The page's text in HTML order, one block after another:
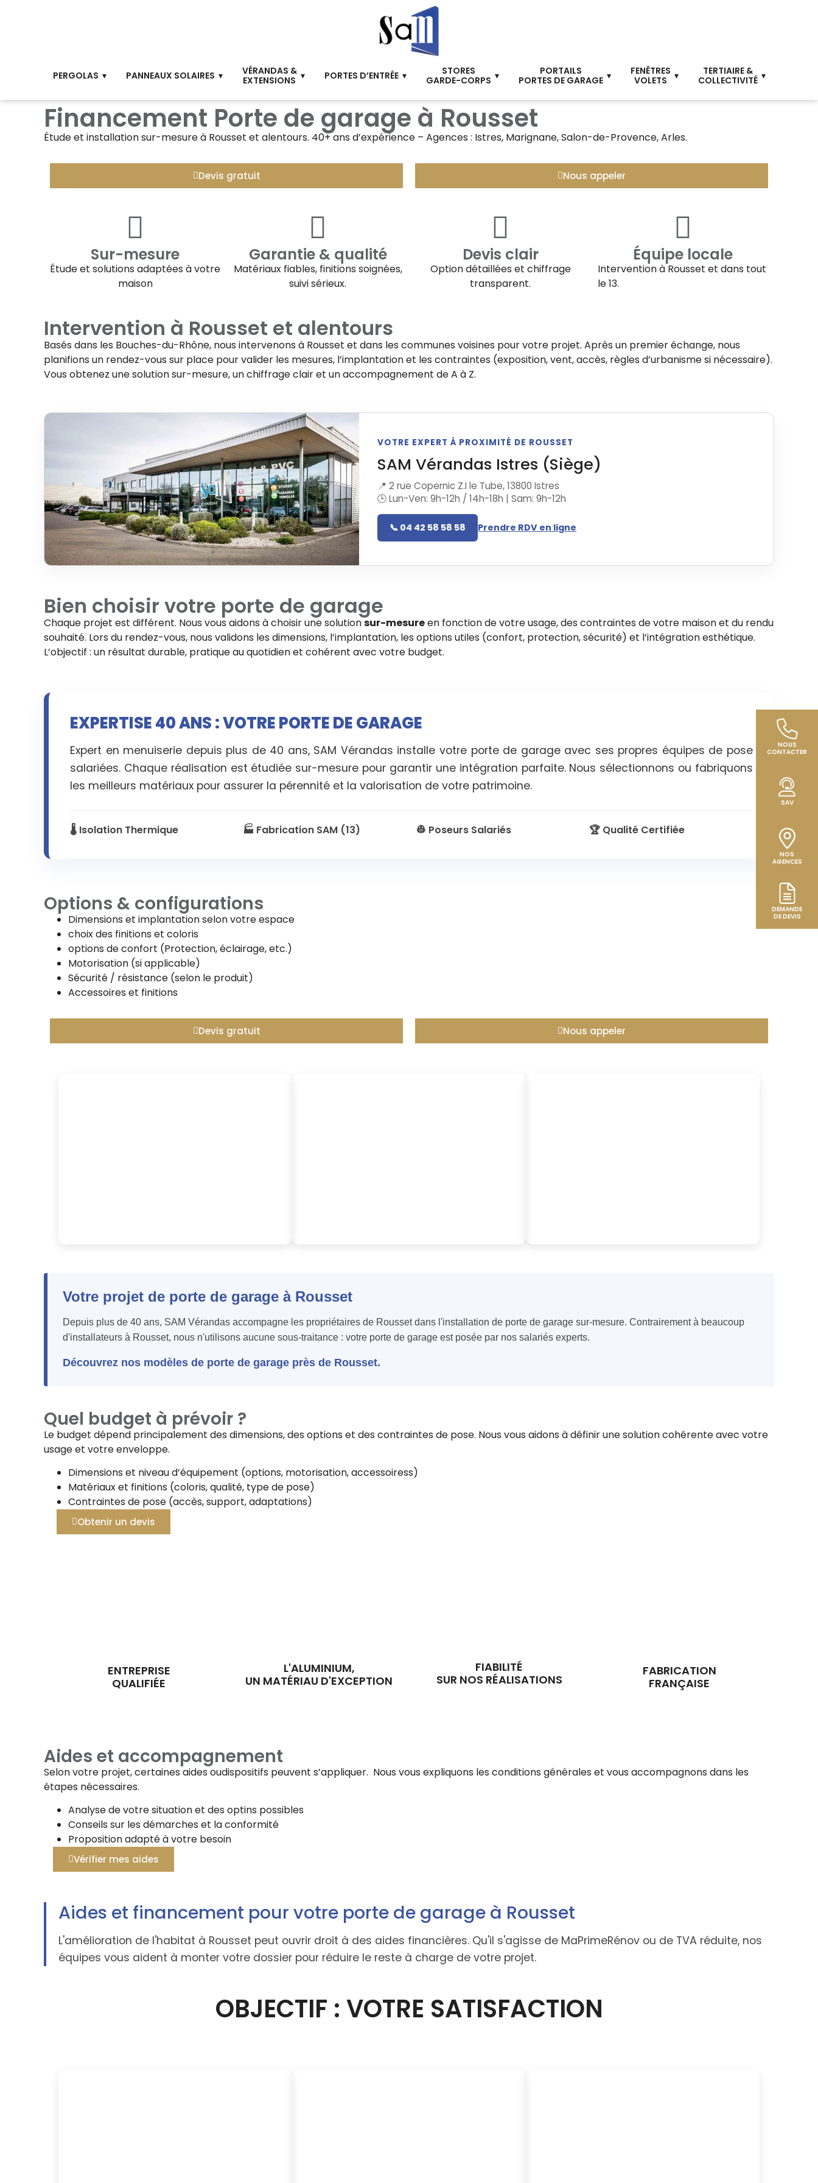
PERGOLAS PANNEAUX SOLAIRES
VÉRANDAS &
EXTENSIONS
PORTES D’ENTRÉE
STORES
GARDE-CORPS
PORTAILS
PORTES DE GARAGE
FENÊTRES
VOLETS
TERTIAIRE &
COLLECTIVITÉ
NOUS
CONTACTER
SAV
NOS
AGENCES
DEMANDE
DE DEVIS
Financement Porte de garage à Rousset
Étude et installation sur-mesure à Rousset et alentours. 40+ ans d’expérience – Agences : Istres, Marignane, Salon-de-Provence, Arles.
Devis gratuit Nous appeler
Sur-mesure
Étude et solutions adaptées à votre
maison
Garantie & qualité
Matériaux fiables, finitions soignées,
suivi sérieux.
Devis clair
Option détaillées et chiffrage
transparent.
Équipe locale
Intervention à Rousset et dans tout
le 13.
Intervention à Rousset et alentours
Basés dans les Bouches-du-Rhône, nous intervenons à Rousset et dans les communes voisines pour votre projet. Après un premier échange, nous
planifions un rendez-vous sur place pour valider les mesures, l’implantation et les contraintes (exposition, vent, accès, règles d’urbanisme si nécessaire).
Vous obtenez une solution sur-mesure, un chiffrage clair et un accompagnement de A à Z.
VOTRE EXPERT À PROXIMITÉ DE ROUSSET
SAM Vérandas Istres (Siège)
📍 2 rue Copernic Z.I le Tube, 13800 Istres
🕒 Lun-Ven: 9h-12h / 14h-18h | Sam: 9h-12h
📞 04 42 58 58 58 Prendre RDV en ligne
Bien choisir votre porte de garage
Chaque projet est différent. Nous vous aidons à choisir une solutionsur-mesureen fonction de votre usage, des contraintes de votre maison et du rendu
souhaité. Lors du rendez-vous, nous validons les dimensions, l’implantation, les options utiles (confort, protection, sécurité) et l’intégration esthétique.
L’objectif : un résultat durable, pratique au quotidien et cohérent avec votre budget.
EXPERTISE 40 ANS : VOTRE PORTE DE GARAGE
Expert en menuiserie depuis plus de 40 ans, SAM Vérandas installe votre porte de garage avec ses propres équipes de pose
salariées. Chaque réalisation est étudiée sur-mesure pour garantir une intégration parfaite. Nous sélectionnons ou fabriquons
les meilleurs matériaux pour assurer la pérennité et la valorisation de votre patrimoine.
🌡️ Isolation Thermique 🏭 Fabrication SAM (13) 👷 Poseurs Salariés 🏆 Qualité Certifiée
Options & configurations
Dimensions et implantation selon votre espace
choix des finitions et coloris
options de confort (Protection, éclairage, etc.)
Motorisation (si applicable)
Sécurité / résistance (selon le produit)
Accessoires et finitions
Devis gratuit Nous appeler
Votre projet de porte de garage à Rousset
Depuis plus de 40 ans, SAM Vérandas accompagne les propriétaires de Rousset dans l'installation de porte de garage sur-mesure. Contrairement à beaucoup
d'installateurs à Rousset, nous n'utilisons aucune sous-traitance : votre porte de garage est posée par nos salariés experts.
Découvrez nos modèles de porte de garage près de Rousset.
Quel budget à prévoir ?
Le budget dépend principalement des dimensions, des options et des contraintes de pose. Nous vous aidons à définir une solution cohérente avec votre
usage et votre enveloppe.
Dimensions et niveau d’équipement (options, motorisation, accessoiress)
Matériaux et finitions (coloris, qualité, type de pose)
Contraintes de pose (accès, support, adaptations)
Obtenir un devis
ENTREPRISE
QUALIFIÉE
L'ALUMINIUM,
UN MATÉRIAU D'EXCEPTION
FIABILITÉ
SUR NOS RÉALISATIONS
FABRICATION
FRANÇAISE
Aides et accompagnement
Selon votre projet, certaines aides oudispositifs peuvent s’appliquer. Nous vous expliquons les conditions générales et vous accompagnons dans les
étapes nécessaires.
Analyse de votre situation et des optins possibles
Conseils sur les démarches et la conformité
Proposition adapté à votre besoin
Vérifier mes aides
Aides et financement pour votre porte de garage à Rousset
L'amélioration de l'habitat à Rousset peut ouvrir droit à des aides financières. Qu'il s'agisse de MaPrimeRénov ou de TVA réduite, nos
équipes vous aident à monter votre dossier pour réduire le reste à charge de votre projet.
OBJECTIF : VOTRE SATISFACTION